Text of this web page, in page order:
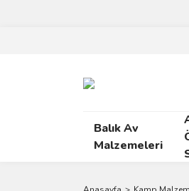
Balık Av
Malzemeleri